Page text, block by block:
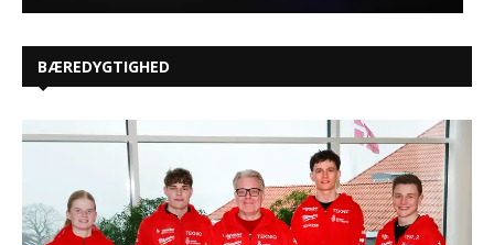
BÆREDYGTIGHED